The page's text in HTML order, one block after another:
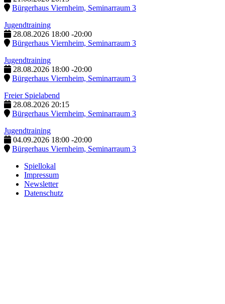
Bürgerhaus Viernheim, Seminarraum 3
Jugendtraining
28.08.2026 18:00 -20:00
Bürgerhaus Viernheim, Seminarraum 3
Jugendtraining
28.08.2026 18:00 -20:00
Bürgerhaus Viernheim, Seminarraum 3
Freier Spielabend
28.08.2026 20:15
Bürgerhaus Viernheim, Seminarraum 3
Jugendtraining
04.09.2026 18:00 -20:00
Bürgerhaus Viernheim, Seminarraum 3
Spiellokal
Impressum
Newsletter
Datenschutz